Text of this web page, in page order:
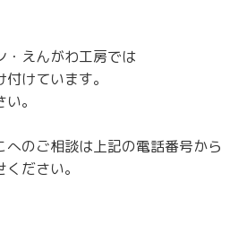
・えんがわ工房では
けています。
。
へのご相談は上記の電話番号から
ださい。